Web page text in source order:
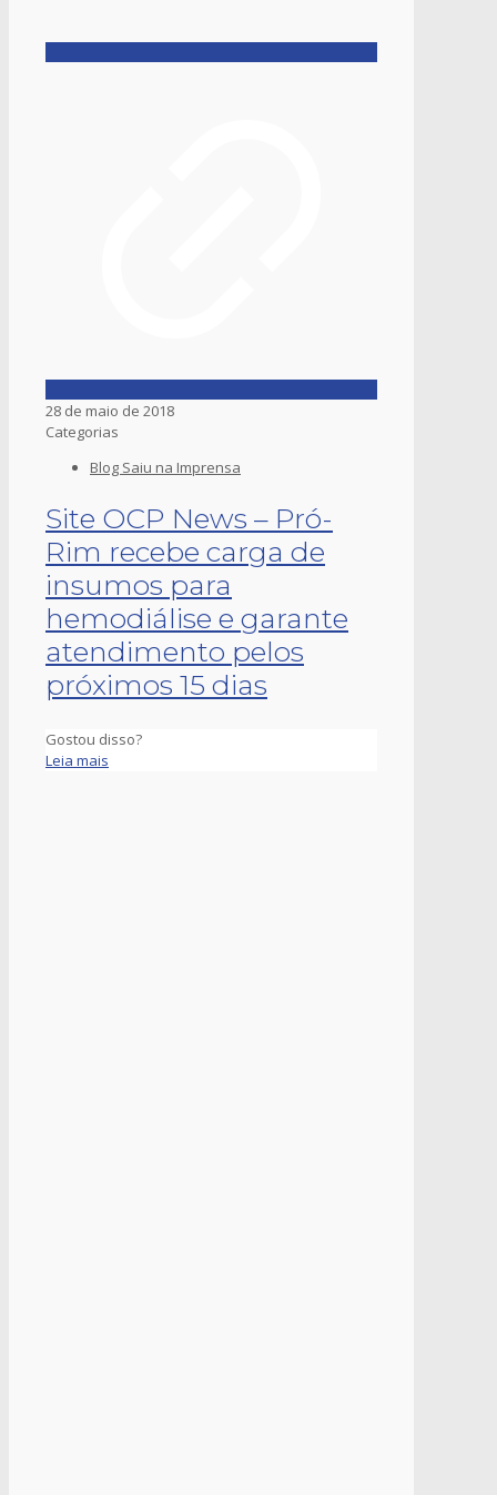
28 de maio de 2018
Categorias
Blog Saiu na Imprensa
Site OCP News – Pró-
Rim recebe carga de
insumos para
hemodiálise e garante
atendimento pelos
próximos 15 dias
Gostou disso?
Leia mais